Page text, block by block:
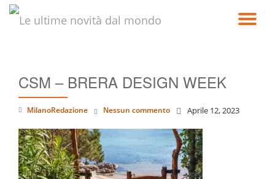
CSM – BRERA DESIGN WEEK
MilanoRedazione Aprile 12, 2023
Nessun commento